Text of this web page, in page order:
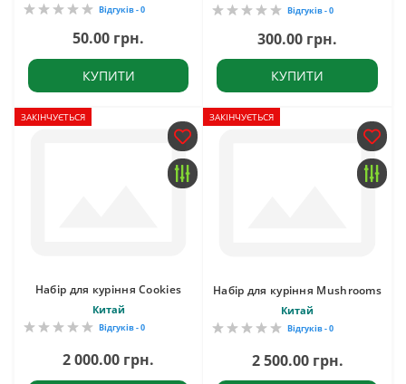
Відгуків - 0
50.00 грн.
КУПИТИ
Відгуків - 0
300.00 грн.
КУПИТИ
ЗАКІНЧУЄТЬСЯ
Набір для куріння Cookies
Китай
Відгуків - 0
2 000.00 грн.
ЗАКІНЧУЄТЬСЯ
Набір для куріння Mushrooms
Китай
Відгуків - 0
2 500.00 грн.